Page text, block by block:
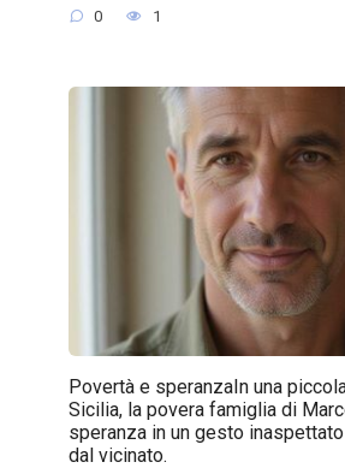
0 1
Povertà e speranzaIn una
Sicilia, la povera famiglia di
speranza in un gesto
dal vicinato.